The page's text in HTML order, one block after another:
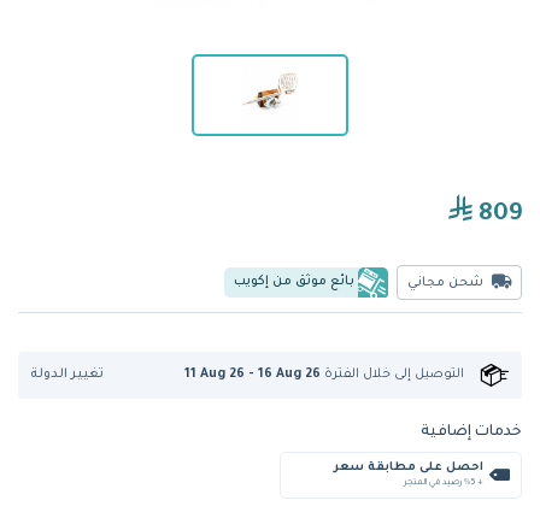
809
شحن مجاني بائع موثق من إكويب
التوصيل إلى خلال الفترة 11 Aug 26 - 16 Aug 26 تغيير الدولة
خدمات إضافية
احصل على مطابقة سعر
+ %5 رصيد في المتجر